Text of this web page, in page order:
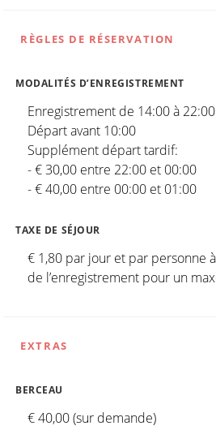
RÈGLES DE RÉSERVATION
MODALITÉS D’ENREGISTREMENT
Enregistrement de 14:00 à 22:00
Départ avant 10:00
Supplément départ tardif:
- € 30,00 entre 22:00 et 00:00
- € 40,00 entre 00:00 et 01:00
TAXE DE SÉJOUR
€ 1,80 par jour et par personne
de l’enregistrement pour un
EXTRAS
BERCEAU
€ 40,00 (sur demande)